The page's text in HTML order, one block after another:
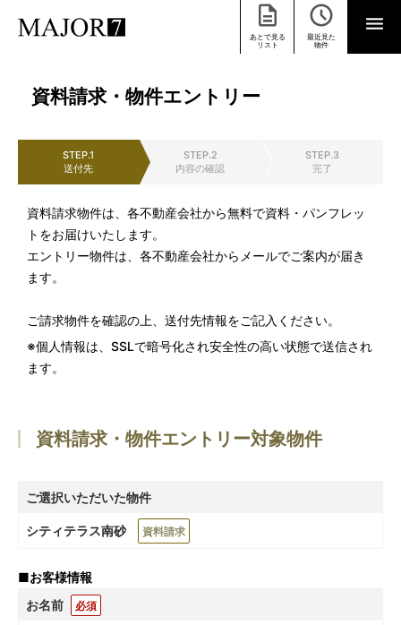
あとで見る
リスト
最近見た
物件
資料請求・物件エントリー
STEP.1
送付先
STEP.2
内容の確認
STEP.3
完了
資料請求物件は、各不動産会社から無料で資料・パンフレッ
トをお届けいたします。
エントリー物件は、各不動産会社からメールでご案内が届き
ます。
ご請求物件を確認の上、送付先情報をご記入ください。
※個人情報は、SSLで暗号化され安全性の高い状態で送信され
ます。
資料請求・物件エントリー対象物件
ご選択いただいた物件
シティテラス南砂 資料請求
■お客様情報
お名前
必須